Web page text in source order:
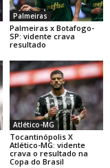
Palmeiras
Palmeiras x Botafogo-
SP: vidente crava
resultado
Atlético-MG
Tocantinópolis X
Atlético-MG: vidente
crava o resultado na
Copa do Brasil